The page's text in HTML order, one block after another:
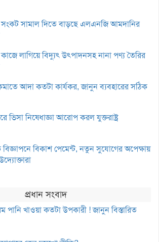
সংকট সামাল দিতে বাড়ছে এলএনজি আমদানির
লাগিয়ে বিদ্যুৎ উৎপাদনসহ নানা পণ্য তৈরির
আদা কতটা কার্যকর, জানুন ব্যবহারের সঠিক
ভিসা নিষেধাজ্ঞা আরোপ করল যুক্তরাষ্ট্র
বিকাশ পেমেন্ট, নতুন সুযোগের অপেক্ষায়
প্রধান সংবাদ
পানি খাওয়া কতটা উপকারী ! জানুন বিস্তারিত